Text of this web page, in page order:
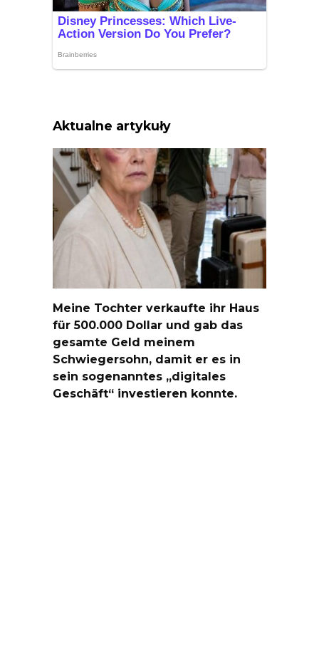
Aktualne artykuły
Meine Tochter verkaufte ihr Haus
für 500.000 Dollar und gab das
gesamte Geld meinem
Schwiegersohn, damit er es in
sein sogenanntes „digitales
Geschäft“ investieren konnte.